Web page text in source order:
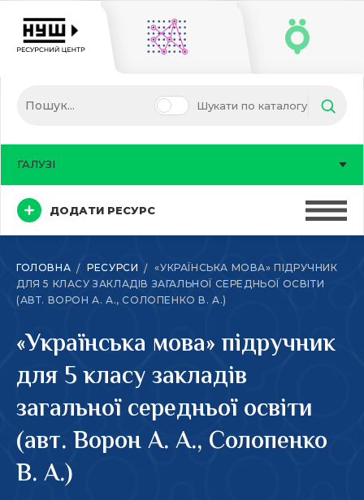
Шукати по каталогу
ДОДАТИ РЕСУРС
ГАЛУЗІ
ГОЛОВНА РЕСУРСИ
«УКРАЇНСЬКА МОВА» ПІДРУЧНИК
ДЛЯ 5 КЛАСУ ЗАКЛАДІВ ЗАГАЛЬНОЇ СЕРЕДНЬОЇ ОСВІТИ
(АВТ. ВОРОН А. А., СОЛОПЕНКО В. А.)
«Українська мова» підручник
для 5 класу закладів
загальної середньої освіти
(авт. Ворон А. А., Солопенко
В. А.)